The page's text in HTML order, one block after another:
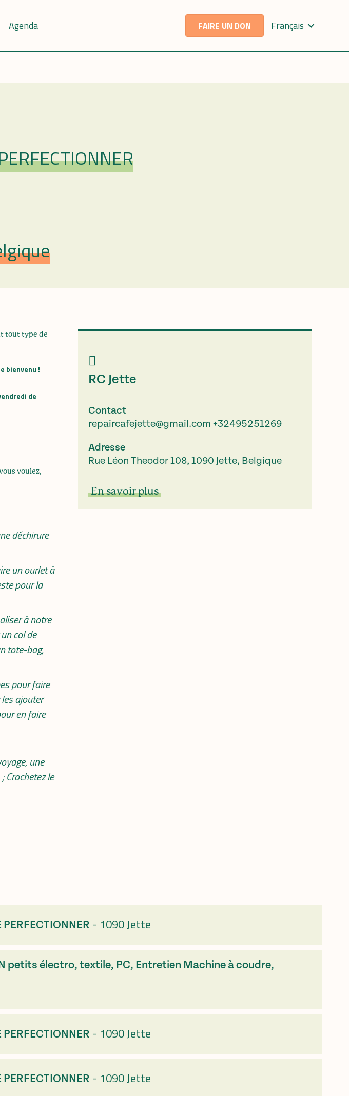
Agenda FAIRE UN DON Français
tout type de
bienvenu !
de
voulez,
déchirure
un ourlet à
pour la
à notre
col de
tote-bag,
pour faire
ajouter
en faire
une
Crochetez le
RC Jette
Contact
repaircafejette@gmail.com +32495251269
Adresse
Rue Léon Theodor 108, 1090 Jette, Belgique
En savoir plus
- 1090 Jette
petits électro, textile, PC, Entretien Machine à coudre,
- 1090 Jette
- 1090 Jette